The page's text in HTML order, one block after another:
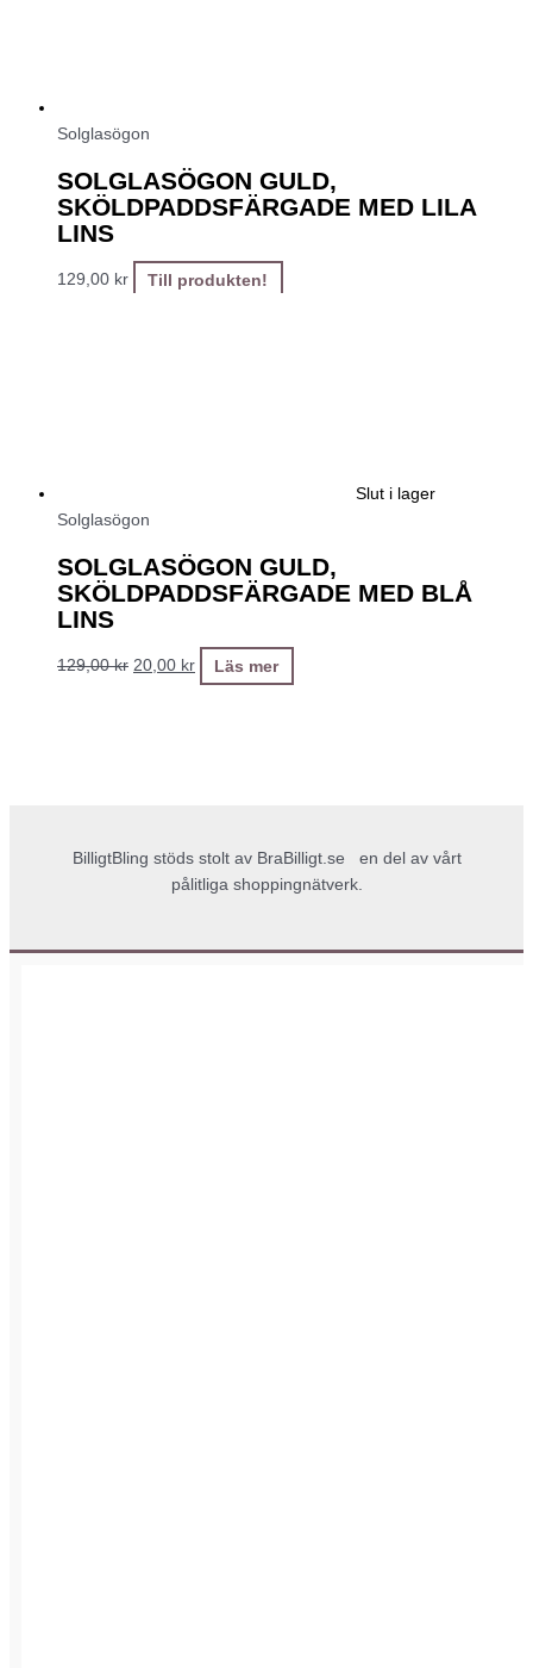
Solglasögon
SOLGLASÖGON GULD,
SKÖLDPADDSFÄRGADE MED LILA
LINS
129,00 kr Till produkten!
Slut i lager
Solglasögon
SOLGLASÖGON GULD,
SKÖLDPADDSFÄRGADE MED BLÅ
LINS
129,00kr 20,00 kr Läs mer
BilligtBling stöds stolt av BraBilligt.se
en del av vårt
pålitliga shoppingnätverk.